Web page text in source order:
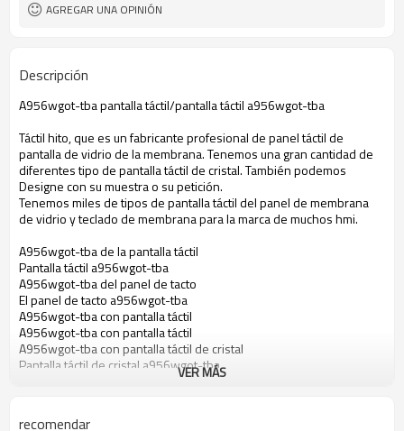
AGREGAR UNA OPINIÓN
Descripción
A956wgot-tba pantalla táctil/pantalla táctil a956wgot-tba
Táctil hito, que es un fabricante profesional de panel táctil de
pantalla de vidrio de la membrana. Tenemos una gran cantidad de
diferentes tipo de pantalla táctil de cristal. También podemos
Designe con su muestra o su petición.
Tenemos miles de tipos de pantalla táctil del panel de membrana
de vidrio y teclado de membrana para la marca de muchos hmi.
A956wgot-tba de la pantalla táctil
Pantalla táctil a956wgot-tba
A956wgot-tba del panel de tacto
El panel de tacto a956wgot-tba
A956wgot-tba con pantalla táctil
A956wgot-tba con pantalla táctil
A956wgot-tba con pantalla táctil de cristal
Pantalla táctil de cristal a956wgot-tba
A956wgot-tba táctil de membranaVER MÁS
recomendar